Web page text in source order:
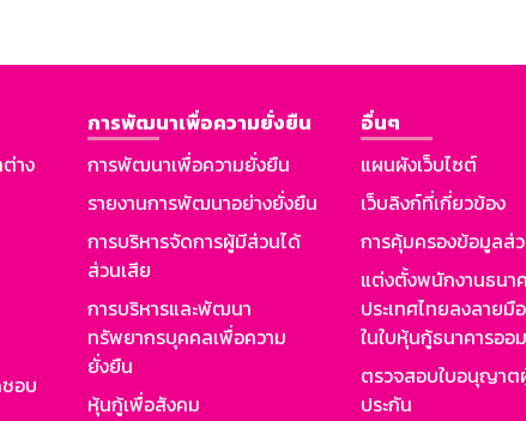
าง
อบ
การพัฒนาเพื่อความยั่งยืน
การพัฒนาเพื่อความยั่งยืน
รายงานการพัฒนาอย่างยั่งยืน
การบริหารจัดการผู้มีส่วนได้
ส่วนเสีย
การบริหารและพัฒนา
ทรัพยากรบุคคลเพื่อความ
ยั่งยืน
หุ้นกู้เพื่อสังคม
อื่นๆ
แผนผังเว็บไซต์
เว็บลิงก์ที่เกี่ยวข้อง
การคุ้มครองข้อมูลส่
แต่งตั้งพนักงานธนา
ประเทศไทยลงลายมื
ในใบหุ้นกู้ธนาคารออ
ตรวจสอบใบอนุญาต
ประกัน